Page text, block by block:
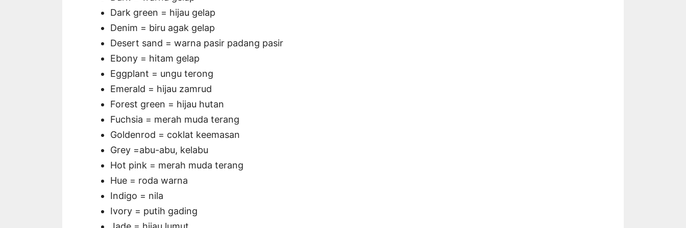
Dark green = hijau gelap
Denim = biru agak gelap
Desert sand = warna pasir padang pasir
Ebony = hitam gelap
Eggplant = ungu terong
Emerald = hijau zamrud
Forest green = hijau hutan
Fuchsia = merah muda terang
Goldenrod = coklat keemasan
Grey =abu-abu, kelabu
Hot pink = merah muda terang
Hue = roda warna
Indigo = nila
Ivory = putih gading